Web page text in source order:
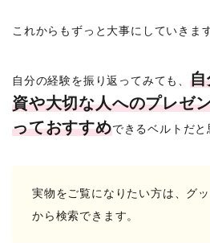
これからもずっと大事にしていきます
自分の経験を振り返ってみても、自
資や大切な人へのプレゼ
っておすすめできるベルトだと
実物をご覧になりたい方は、グ
から検索できます。